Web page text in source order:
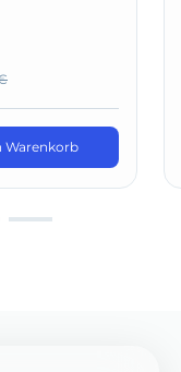
Warenkorb